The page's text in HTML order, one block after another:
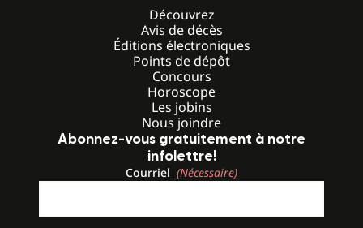
Découvrez
Avis de décès
Éditions électroniques
Points de dépôt
Concours
Horoscope
Les jobins
Nous joindre
Abonnez-vous gratuitement à notre
infolettre!
Courriel (Nécessaire)